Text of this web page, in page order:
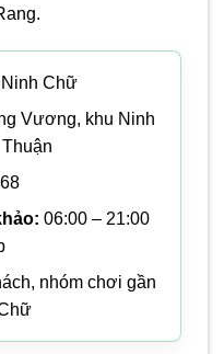
Chữ
Vương, khu Ninh
06:00 – 21:00
nhóm chơi gần